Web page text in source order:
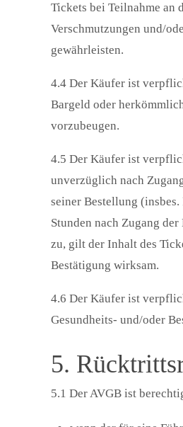
Tickets bei Teilnahme an
Verschmutzungen und/
gewährleisten.
4.4 Der Käufer ist
Bargeld oder
vorzubeugen.
4.5 Der Käufer ist
unverzüglich nach
seiner Bestellung
Stunden nach Zugang
zu, gilt der Inhalt des
Bestätigung wirksam.
4.6 Der Käufer ist
Gesundheits- und/oder
5.
5.1 Der AVGB ist